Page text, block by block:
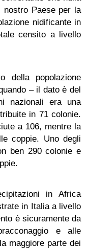
nostro Paese per la
nidificante in
censito a livello
della popolazione
– il dato è del
nazionali era una
in 71 colonie.
a 106, mentre la
coppie. Uno degli
ben 290 colonie e
in Africa
in Italia a livello
è sicuramente da
e alle
maggiore parte dei